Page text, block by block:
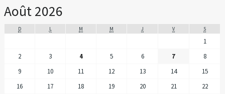
Août 2026
D L M M J V S
1
2
3 4 5 6 7
8
9
10 11 12 13 14
15
16
17 18 19 20 21
22